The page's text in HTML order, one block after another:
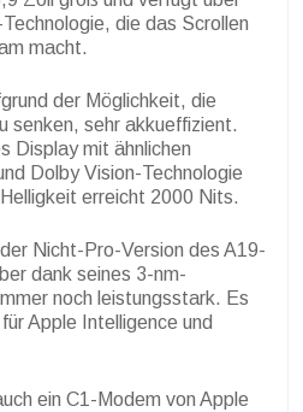
die das Scrollen
macht.
der Möglichkeit, die
senken, sehr akkueffizient.
Display mit ähnlichen
Dolby Vision-Technologie
erreicht 2000 Nits.
Nicht-Pro-Version des A19-
dank seines 3-nm-
noch leistungsstark. Es
Apple Intelligence und
ein C1-Modem von Apple